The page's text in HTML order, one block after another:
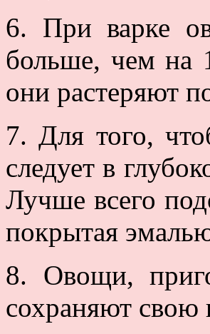
6. При варке
больше, чем на
они растеряют
7. Для того,
следует в
Лучше всего
покрытая
8. Овощи,
сохраняют свою